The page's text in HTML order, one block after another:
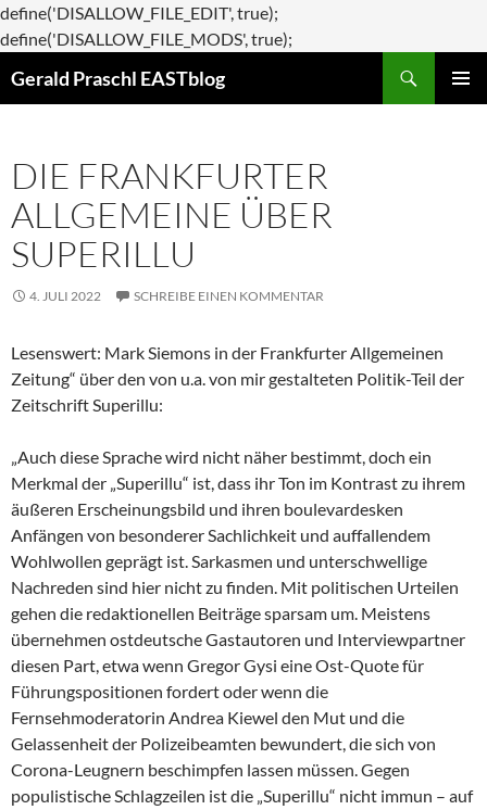
define('DISALLOW_FILE_EDIT', true);
define('DISALLOW_FILE_MODS', true);
Gerald Praschl EASTblog
DIE FRANKFURTER
ALLGEMEINE ÜBER
SUPERILLU
4. JULI 2022 SCHREIBE EINEN KOMMENTAR
Lesenswert: Mark Siemons in der Frankfurter Allgemeinen
Zeitung“ über den von u.a. von mir gestalteten Politik-Teil der
Zeitschrift Superillu:
„Auch diese Sprache wird nicht näher bestimmt, doch ein
Merkmal der „Superillu“ ist, dass ihr Ton im Kontrast zu ihrem
äußeren Erscheinungsbild und ihren boulevardesken
Anfängen von besonderer Sachlichkeit und auffallendem
Wohlwollen geprägt ist. Sarkasmen und unterschwellige
Nachreden sind hier nicht zu finden. Mit politischen Urteilen
gehen die redaktionellen Beiträge sparsam um. Meistens
übernehmen ostdeutsche Gastautoren und Interviewpartner
diesen Part, etwa wenn Gregor Gysi eine Ost-Quote für
Führungspositionen fordert oder wenn die
Fernsehmoderatorin An­drea Kiewel den Mut und die
Gelassenheit der Polizeibeamten bewundert, die sich von
Corona-Leugnern beschimpfen lassen müssen. Gegen
populistische Schlagzeilen ist die „Superillu“ nicht immun – auf